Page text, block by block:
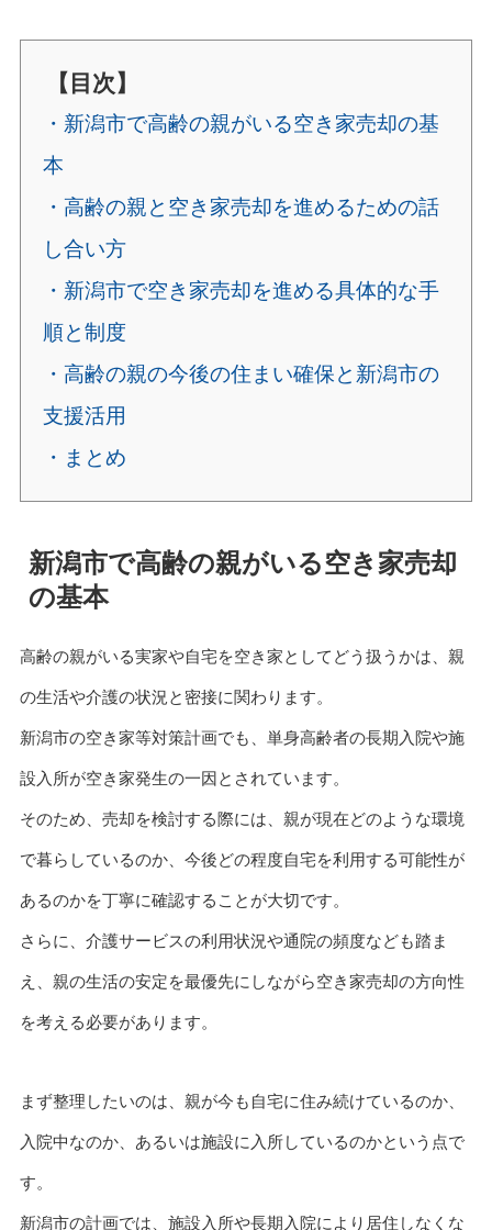
【目次】
・新潟市で高齢の親がいる空き家売却の基
本
・高齢の親と空き家売却を進めるための話
し合い方
・新潟市で空き家売却を進める具体的な手
順と制度
・高齢の親の今後の住まい確保と新潟市の
支援活用
・まとめ
新潟市で高齢の親がいる空き家売却
の基本
高齢の親がいる実家や自宅を空き家としてどう扱うかは、親
の生活や介護の状況と密接に関わります。
新潟市の空き家等対策計画でも、単身高齢者の長期入院や施
設入所が空き家発生の一因とされています。
そのため、売却を検討する際には、親が現在どのような環境
で暮らしているのか、今後どの程度自宅を利用する可能性が
あるのかを丁寧に確認することが大切です。
さらに、介護サービスの利用状況や通院の頻度なども踏ま
え、親の生活の安定を最優先にしながら空き家売却の方向性
を考える必要があります。
まず整理したいのは、親が今も自宅に住み続けているのか、
入院中なのか、あるいは施設に入所しているのかという点で
す。
新潟市の計画では、施設入所や長期入院により居住しなくな